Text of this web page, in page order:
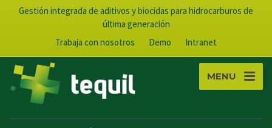
Gestión integrada de aditivos y biocidas para hidrocarburos de
última generación
Trabaja con nosotros
Demo Intranet
MENU